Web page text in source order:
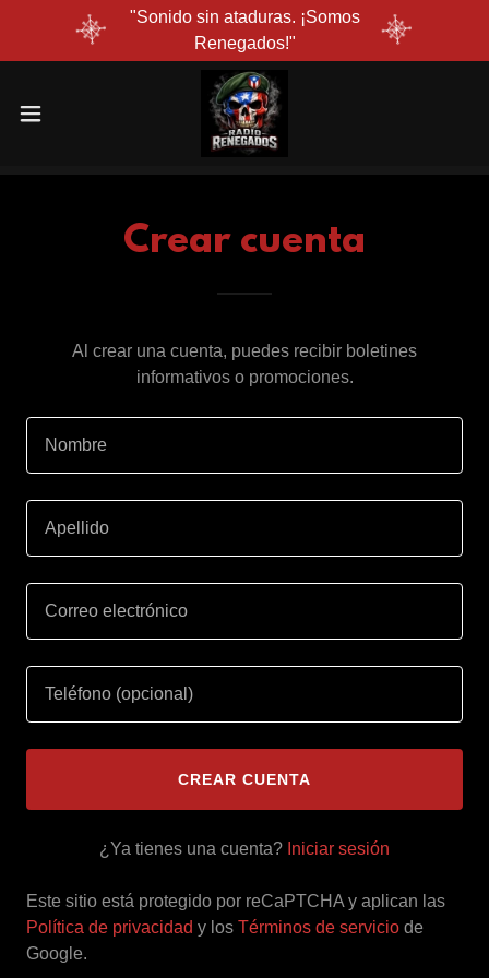
"Sonido sin ataduras. ¡Somos
Renegados!"
Crear cuenta
Al crear una cuenta, puedes recibir boletines
informativos o promociones.
CREAR CUENTA
¿Ya tienes una cuenta? Iniciar sesión
Este sitio está protegido por reCaPTCHA y aplican las
Política de privacidad y los Términos de servicio de
Google.